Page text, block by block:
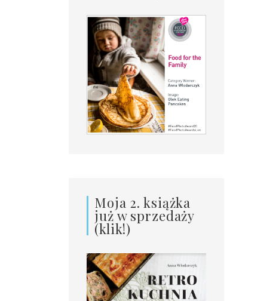
Moja 2. książka
już w sprzedaży
(klik!)